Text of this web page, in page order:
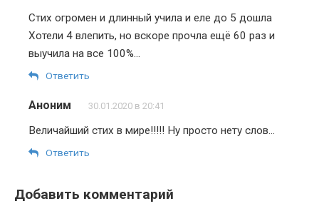
Стих огромен и длинный учила и еле до 5 дошла
Хотели 4 влепить, но вскоре прочла ещё 60 раз и
выучила на все 100%…
Ответить
Аноним 30.01.2020 в 20:41
Величайший стих в мире!!!!! Ну просто нету слов…
Ответить
Добавить комментарий